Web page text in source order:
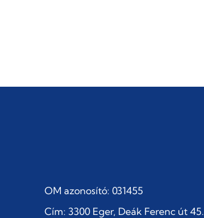
OM azonosító: 031455
Cím: 3300 Eger, Deák Ferenc út 45.